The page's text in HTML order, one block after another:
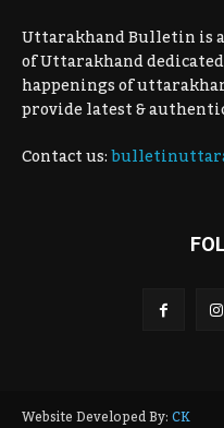
Uttarakhand Bulletin is
of Uttarakhand
happenings of
provide latest &
Contact us:
Website Developed By:CK